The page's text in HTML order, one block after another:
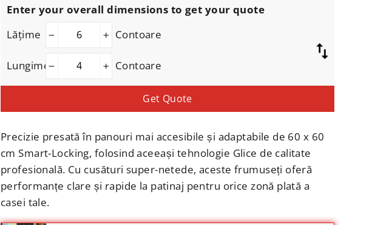
Enter your overall dimensions to get your quote
Lăţime
Contoare
Lungime Contoare
Get Quote
Precizie presată în panouri mai accesibile și adaptabile de 60 x 60
cm Smart-Locking, folosind aceeași tehnologie Glice de calitate
profesională. Cu cusături super-netede, aceste frumuseți oferă
performanțe clare și rapide la patinaj pentru orice zonă plată a
casei tale.